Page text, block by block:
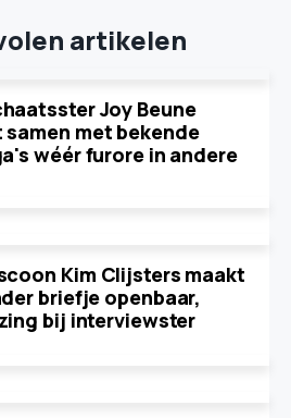
artikelen
Joy Beune
samen met bekende
wéér furore in andere
Kim Clijsters maakt
briefje openbaar,
bij interviewster